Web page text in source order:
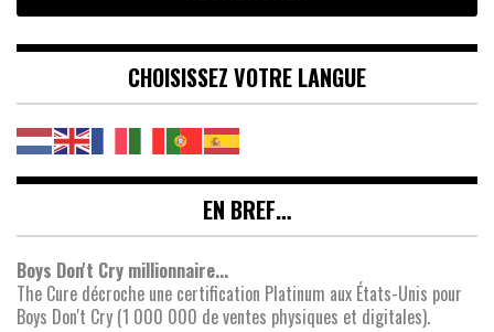
CHOISISSEZ VOTRE LANGUE
EN BREF…
Boys Don't Cry millionnaire...
The Cure décroche une certification Platinum aux États-Unis pour
Boys Don't Cry (1 000 000 de ventes physiques et digitales).